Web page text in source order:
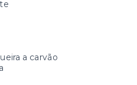
a carvão